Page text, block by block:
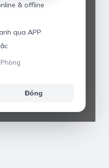
& offline
qua APP
Đóng